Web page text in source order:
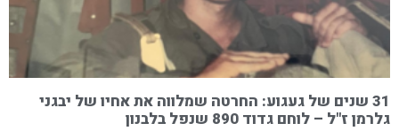
31 שנים של געגוע: החרטה שמלווה את אחיו של יבגני
גלרמן ז"ל – לוחם גדוד 890 שנפל בלבנון